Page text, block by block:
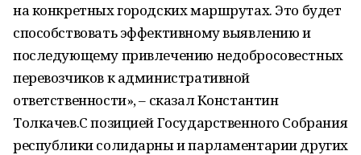
на конкретных городских маршрутах. Это будет
способствовать эффективному выявлению и
последующему привлечению недобросовестных
перевозчиков к административной
ответственности», – сказал Константин
Толкачев.С позицией Государственного Собрания
республики солидарны и парламентарии других